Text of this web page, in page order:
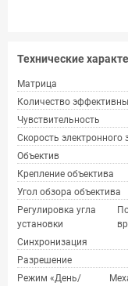
Технические
Матрица
Количество
Чувствительность
Скорость электронного
Объектив
Крепление объектива
Угол обзора объектива
Регулировка угла
установки
Синхронизация
Разрешение
Режим «День/